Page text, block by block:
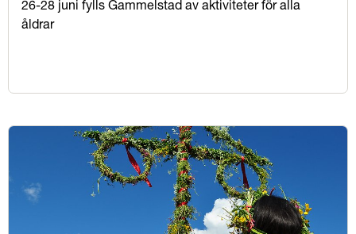
26-28 juni fylls Gammelstad av aktiviteter för alla
åldrar